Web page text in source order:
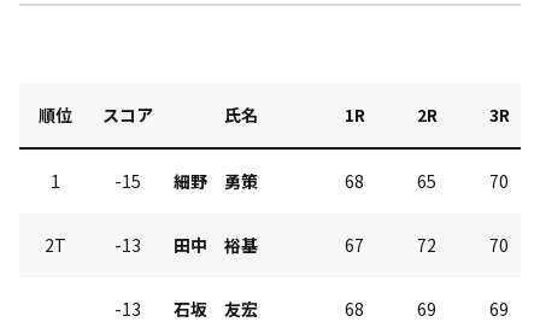
順位 スコア 氏名 1R 2R 3R
1 -15 細野 勇策 68 65 70
2T -13 田中 裕基 67 72 70
-13 石坂 友宏 68 69 69